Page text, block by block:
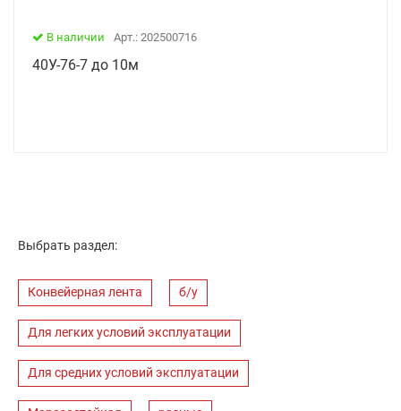
В наличии Арт.: 202500716
40У-76-7 до 10м
Выбрать раздел:
Конвейерная лента б/у
Для легких условий эксплуатации
Для средних условий эксплуатации